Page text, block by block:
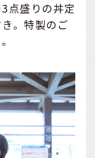
点盛りの丼定
。特製のご